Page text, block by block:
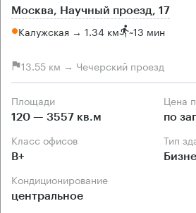
Москва, Научный проезд, 17
Калужская → 1.34 км ~13 мин
13.55 км → Чечерский проезд
Площади
120 — 3557 кв.м
Цена
по
Класс офисов
B+
Тип
Кондиционирование
центральное